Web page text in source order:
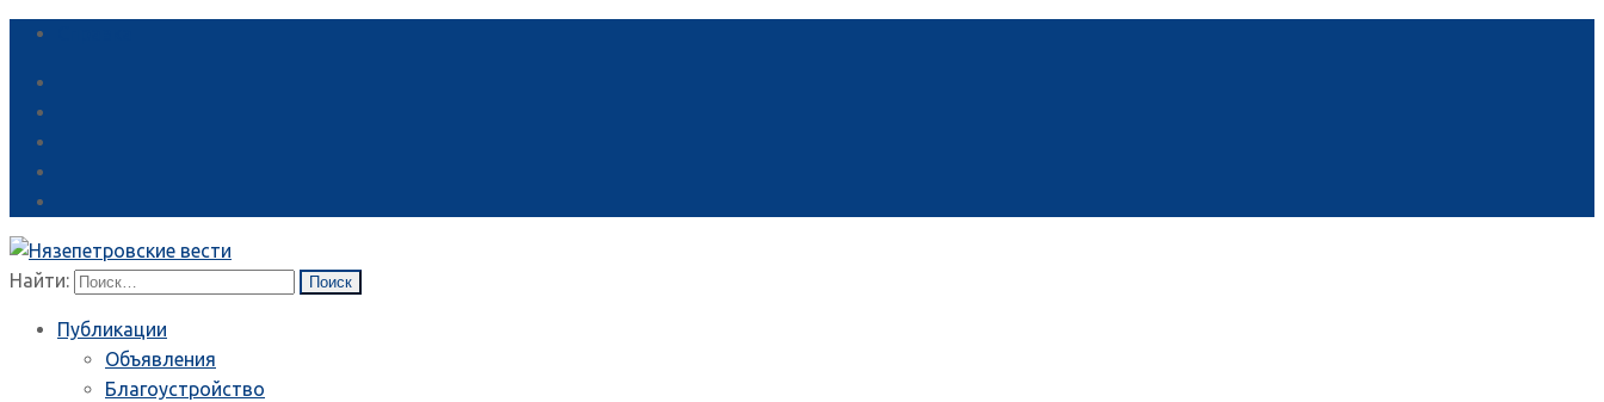
Найти:
Публикации
Объявления
Благоустройство